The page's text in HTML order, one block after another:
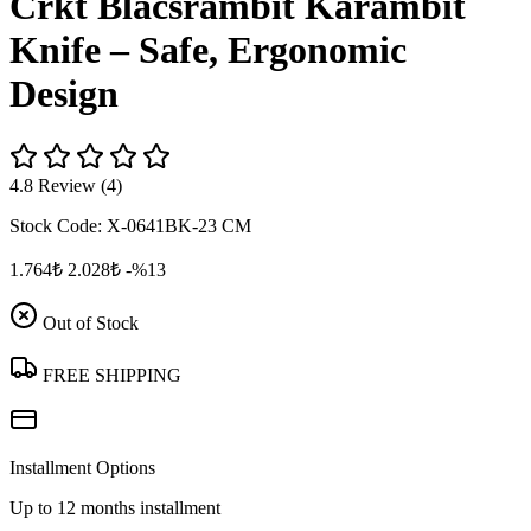
Knife – Safe, Ergonomic
Design
4.8 Review (4)
Stock Code: X-0641BK-23 CM
1.764₺ 2.028₺ -%13
Out of Stock
FREE SHIPPING
Installment Options
Up to 12 months installment